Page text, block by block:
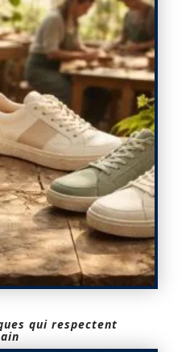
qui respectent